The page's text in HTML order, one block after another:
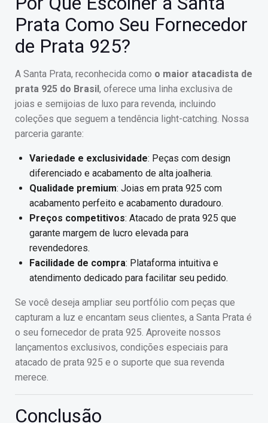
Prata Como Seu Fornecedor
de Prata 925?
A Santa Prata, reconhecida como o maior atacadista de
prata 925 do Brasil , oferece uma linha exclusiva de
joias e semijoias de luxo para revenda, incluindo
coleções que seguem a tendência light-catching. Nossa
parceria garante:
Variedade e exclusividade: Peças com design
diferenciado e acabamento de alta joalheria.
Qualidade premium: Joias em prata 925 com
acabamento perfeito e acabamento duradouro.
Preços competitivos: Atacado de prata 925 que
garante margem de lucro elevada para
revendedores.
Facilidade de compra: Plataforma intuitiva e
atendimento dedicado para facilitar seu pedido.
Se você deseja ampliar seu portfólio com peças que
capturam a luz e encantam seus clientes, a Santa Prata é
o seu fornecedor de prata 925. Aproveite nossos
lançamentos exclusivos, condições especiais para
atacado de prata 925 e o suporte que sua revenda
merece.
Conclusão